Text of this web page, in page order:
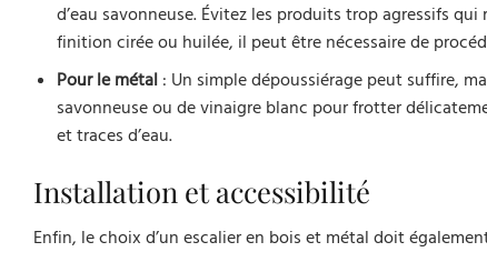
d’eau savonneuse. Évitez les produits trop agressifs
finition cirée ou huilée, il peut être nécessaire de
Pour le métal: Un simple dépoussiérage peut suffire,
savonneuse ou de vinaigre blanc pour frotter
et traces d’eau.
Installation et accessibilité
Enfin, le choix d’un escalier en bois et métal doit